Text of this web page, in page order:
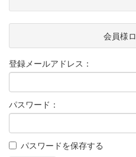
会員様
登録メールアドレス：
パスワード：
パスワードを保存する